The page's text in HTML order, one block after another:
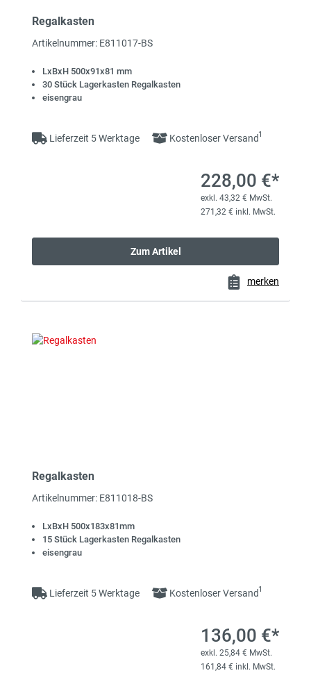
Regalkasten
Artikelnummer: E811017-BS
LxBxH 500x91x81 mm
30 Stück Lagerkasten Regalkasten
eisengrau
Lieferzeit 5 Werktage Kostenloser Versand1
228,00 €*
exkl. 43,32 € MwSt.
271,32 € inkl. MwSt.
Zum Artikel
merken
Regalkasten
Artikelnummer: E811018-BS
LxBxH 500x183x81mm
15 Stück Lagerkasten Regalkasten
eisengrau
Lieferzeit 5 Werktage Kostenloser Versand1
136,00 €*
exkl. 25,84 € MwSt.
161,84 € inkl. MwSt.